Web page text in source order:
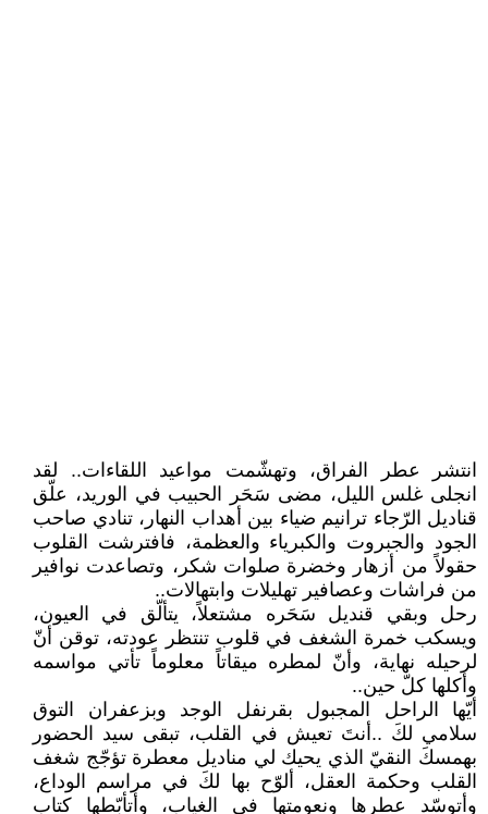
انتشر عطر الفراق، وتهشّمت مواعيد اللقاءات.. لقد
انجلى غلس الليل، مضى سَحَر الحبيب في الوريد، علّق
قناديل الرّجاء ترانيم ضياء بين أهداب النهار، تنادي صاحب
الجود والجبروت والكبرياء والعظمة، فافترشت القلوب
حقولاً من أزهار وخضرة صلوات شكر، وتصاعدت نوافير
من فراشات وعصافير تهليلات وابتهالات..
رحل وبقي قنديل سَحَره مشتعلاً، يتألّق في العيون،
ويسكب خمرة الشغف في قلوب تنتظر عودته، توقن أنّ
لرحيله نهاية، وأنّ لمطره ميقاتاً معلوماً تأتي مواسمه
وأكلها كلّ حين..
أيّها الراحل المجبول بقرنفل الوجد وبزعفران التوق
سلامي لكَ ..أنتَ تعيش في القلب، تبقى سيد الحضور
بهمسكَ النقيّ الذي يحيك لي مناديل معطرة تؤجّج شغف
القلب وحكمة العقل، ألوّح بها لكَ في مراسم الوداع،
وأتوسّد عطرها ونعومتها في الغياب، وأتأبّطها كتاب